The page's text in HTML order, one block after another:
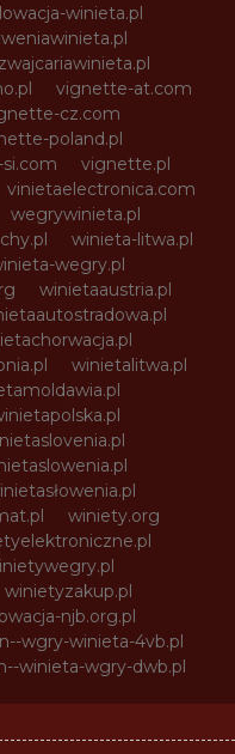
winieta.pl
vignette-at.com
cz.com
poland.pl
vignette.pl
vinietaelectronica.com
wegrywinieta.pl
winieta-litwa.pl
wegry.pl
winietaaustria.pl
winietalitwa.pl
winiety.org
winietyzakup.pl
njb.org.pl
wgry-winieta-4vb.pl
winieta-wgry-dwb.pl